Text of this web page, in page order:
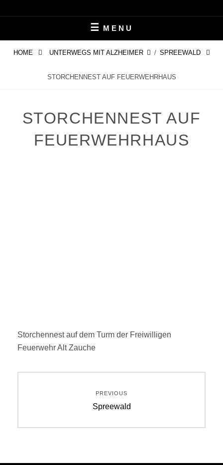
to
PERIFAIR
MENU
HOME UNTERWEGS MIT ALZHEIMER / SPREEWALD
STORCHENNEST AUF FEUERWEHRHAUS
STORCHENNEST AUF
FEUERWEHRHAUS
Storchennest auf dem Turm der Freiwilligen
Feuerwehr Alt Zauche
PREVIOUS
Previous
Spreewald